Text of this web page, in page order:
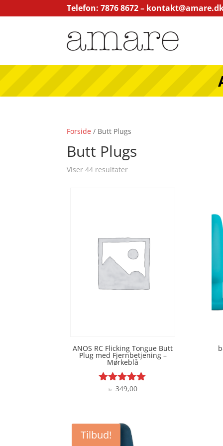
Telefon: 7876 8672 –
Forside / Butt Plugs
Butt Plugs
Viser 44 resultater
ANOS RC Flicking Tongue Butt
Plug med Fjernbetjening –
Mørkeblå
Vurderet
kr.349,00
Tilbud!